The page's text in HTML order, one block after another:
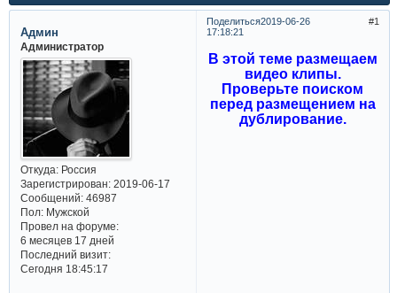
Поделиться 1
2019-06-26
17:18:21
Админ
Администратор
Откуда:Россия
Зарегистрирован: 2019-06-17
Сообщений:46987
Пол:Мужской
Провел на форуме:
6 месяцев 17 дней
Последний визит:
Сегодня 18:45:17
В этой теме размещаем
видео клипы.
Проверьте поиском
перед размещением на
дублирование.